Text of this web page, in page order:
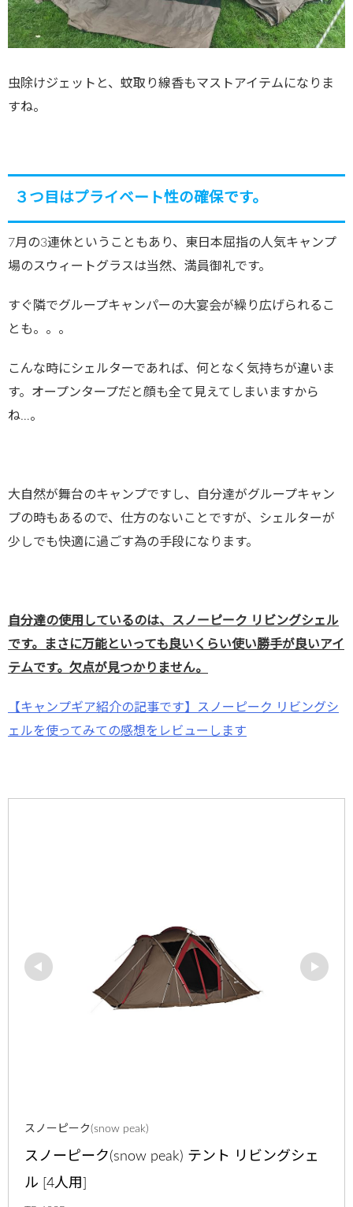
虫除けジェットと、蚊取り線香もマストアイテムになりま
すね。
３つ目はプライベート性の確保です。
7月の3連休ということもあり、東日本屈指の人気キャンプ
場のスウィートグラスは当然、満員御礼です。
すぐ隣でグループキャンパーの大宴会が繰り広げられるこ
とも。。。
こんな時にシェルターであれば、何となく気持ちが違いま
す。オープンタープだと顔も全て見えてしまいますから
ね…。
大自然が舞台のキャンプですし、自分達がグループキャン
プの時もあるので、仕方のないことですが、シェルターが
少しでも快適に過ごす為の手段になります。
自分達の使用しているのは、スノーピーク リビングシェル
です。まさに万能といっても良いくらい使い勝手が良いアイ
テムです。欠点が見つかりません。
【キャンプギア紹介の記事です】スノーピーク リビングシ
ェルを使ってみての感想をレビューします
スノーピーク(snow peak)
スノーピーク(snow peak) テント リビングシェ
ル [4人用]